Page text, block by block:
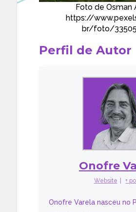
Foto de Osman
https://
br/foto/
Perfil de Autor
Onofre
Website +
Onofre Varela nasceu no